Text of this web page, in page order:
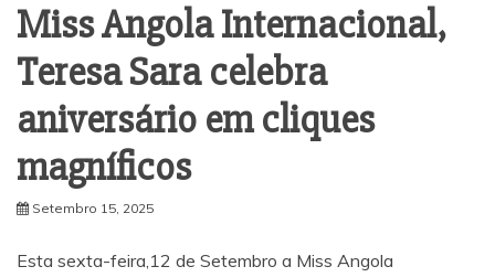
Miss Angola Internacional,
Teresa Sara celebra
aniversário em cliques
magníficos
Setembro 15, 2025
Esta sexta-feira,12 de Setembro a Miss Angola